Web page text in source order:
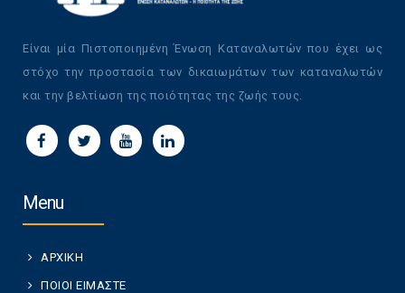
Είναι μία Πιστοποιημένη Ένωση Καταναλωτών που έχει ως
στόχο την προστασία των δικαιωμάτων των καταναλωτών
και την βελτίωση της ποιότητας της ζωής τους.
Menu
ΑΡΧΙΚΗ
ΠΟΙΟΙ ΕΙΜΑΣΤΕ